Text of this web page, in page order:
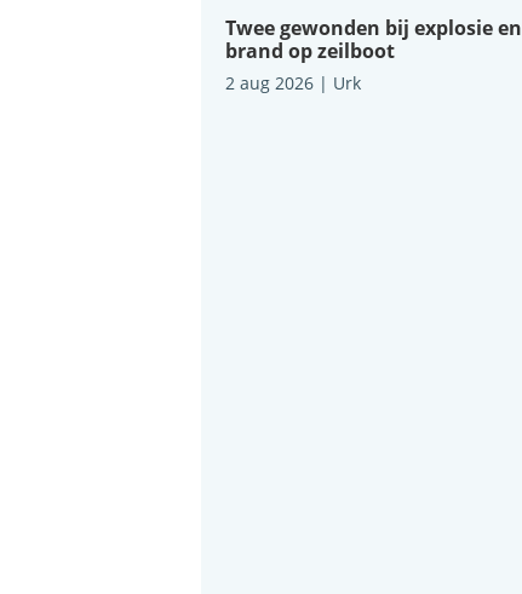
Twee gewonden bij explosie en
brand op zeilboot
2 aug 2026| Urk